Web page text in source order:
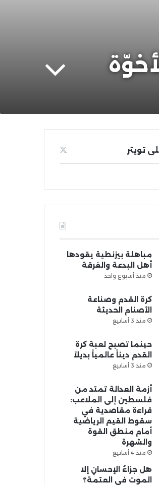
تويتر
مباهلة بيزنطية يقودها
أهل البدعة والفرقة
منذ أسبوع واحد
كرة القدم وصناعة
الأصنام الحديثة
منذ 3 أسابيع
حينما تصبح لعبة كرة
القدم ديناً عالمياً بديلاً
منذ 3 أسابيع
أزمة العدالة تمتد من
فلسطين إلى الملاعب:
قراءة مقاصدية في
سقوط القيم الرياضية
أمام منطق القوة
والشهرة
منذ 4 أسابيع
هل جزاءُ الإحسانِ إلا
الموت في العتمة؟